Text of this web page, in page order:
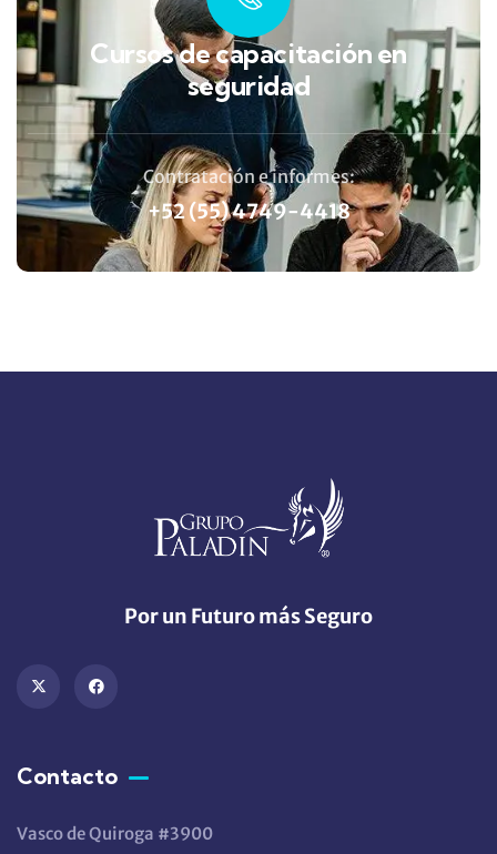
Cursos de capacitación en
seguridad
Contratación e informes:
+52 (55) 4749-4418
Por un Futuro más Seguro
Contacto
Vasco de Quiroga #3900